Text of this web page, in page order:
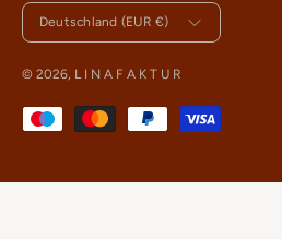
Land
Deutschland (EUR €)
© 2026, L I N A F A K T U R